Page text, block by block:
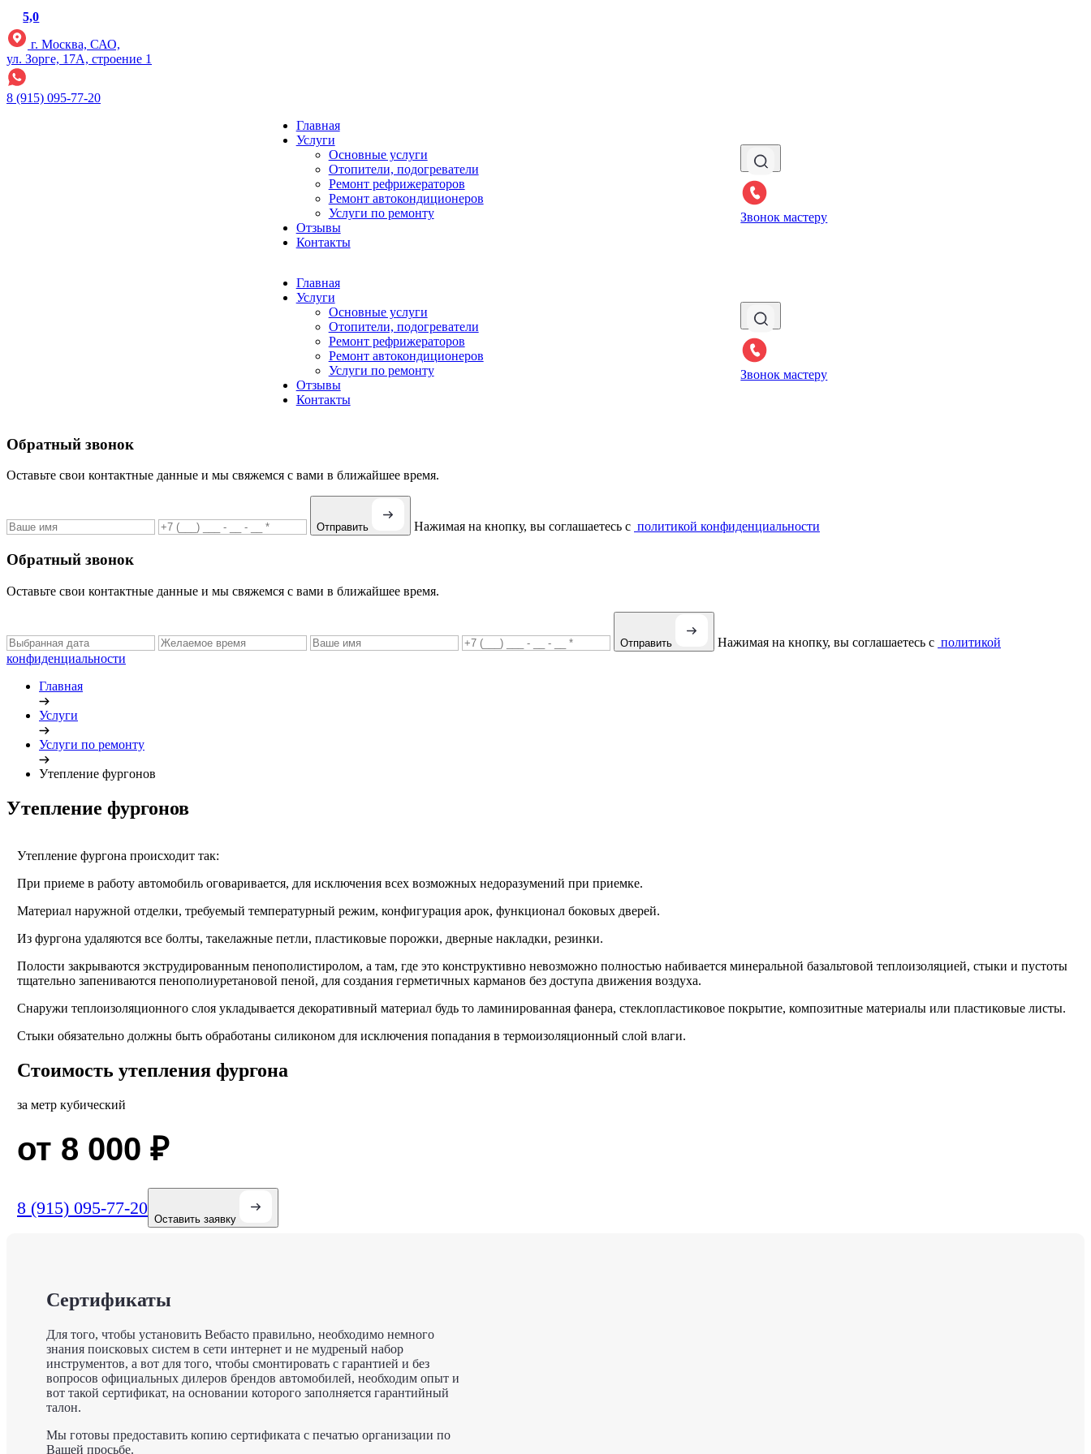
5,0
г. Москва, САО,
ул. Зорге, 17А, строение 1
8 (915) 095-77-20
Главная
Услуги
Основные услуги
Отопители, подогреватели
Ремонт рефрижераторов
Ремонт автокондиционеров
Услуги по ремонту
Отзывы
Контакты
Звонок мастеру
Главная
Услуги
Основные услуги
Отопители, подогреватели
Ремонт рефрижераторов
Ремонт автокондиционеров
Услуги по ремонту
Отзывы
Контакты
Звонок мастеру
Обратный звонок
Оставьте свои контактные данные и мы свяжемся с вами в ближайшее время.
Отправить Нажимая на кнопку, вы соглашаетесь с политикой конфиденциальности
Обратный звонок
Оставьте свои контактные данные и мы свяжемся с вами в ближайшее время.
Отправить Нажимая на кнопку, вы соглашаетесь с политикой
конфиденциальности
Главная
Услуги
Услуги по ремонту
Утепление фургонов
Утепление фургонов
Утепление фургона происходит так:
При приеме в работу автомобиль оговаривается, для исключения всех возможных недоразумений при приемке.
Материал наружной отделки, требуемый температурный режим, конфигурация арок, функционал боковых дверей.
Из фургона удаляются все болты, такелажные петли, пластиковые порожки, дверные накладки, резинки.
Полости закрываются экструдированным пенополистиролом, а там, где это конструктивно невозможно полностью набивается минеральной базальтовой теплоизоляцией, стыки и пустоты
тщательно запениваются пенополиуретановой пеной, для создания герметичных карманов без доступа движения воздуха.
Снаружи теплоизоляционного слоя укладывается декоративный материал будь то ламинированная фанера, стеклопластиковое покрытие, композитные материалы или пластиковые листы.
Стыки обязательно должны быть обработаны силиконом для исключения попадания в термоизоляционный слой влаги.
Стоимость утепления фургона
за метр кубический
от 8 000 ₽
8 (915) 095-77-20
Оставить заявку
Сертификаты
Для того, чтобы установить Вебасто правильно, необходимо немного
знания поисковых систем в сети интернет и не мудреный набор
инструментов, а вот для того, чтобы смонтировать с гарантией и без
вопросов официальных дилеров брендов автомобилей, необходим опыт и
вот такой сертификат, на основании которого заполняется гарантийный
талон.
Мы готовы предоставить копию сертификата с печатью организации по
Вашей просьбе.